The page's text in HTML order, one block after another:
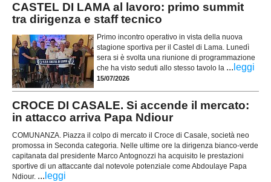
CASTEL DI LAMA al lavoro: primo summit
tra dirigenza e staff tecnico
Primo incontro operativo in vista della nuova
stagione sportiva per il Castel di Lama. Lunedì
sera si è svolta una riunione di programmazione
che ha visto seduti allo stesso tavolo la ... leggi
15/07/2026
CROCE DI CASALE. Si accende il mercato:
in attacco arriva Papa Ndiour
COMUNANZA. Piazza il colpo di mercato il Croce di Casale, società neo
promossa in Seconda categoria. Nelle ultime ore la dirigenza bianco-verde
capitanata dal presidente Marco Antognozzi ha acquisito le prestazioni
sportive di un attaccante dal notevole potenziale come Abdoulaye Papa
Ndiour. ... leggi